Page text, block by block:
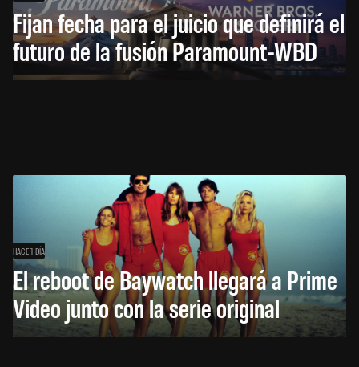
Fijan fecha para el juicio que definirá el
futuro de la fusión Paramount-WBD
HACE 1 DÍA
El reboot de Baywatch llegará a Prime
Video junto con la serie original